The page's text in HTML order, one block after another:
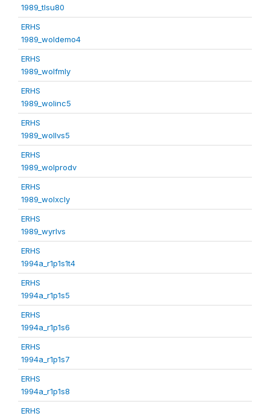
1989_tlsu80
ERHS
1989_woldemo4
ERHS
1989_wolfmly
ERHS
1989_wolinc5
ERHS
1989_wollvs5
ERHS
1989_wolprodv
ERHS
1989_wolxcly
ERHS
1989_wyrlvs
ERHS
1994a_r1p1s1t4
ERHS
1994a_r1p1s5
ERHS
1994a_r1p1s6
ERHS
1994a_r1p1s7
ERHS
1994a_r1p1s8
ERHS